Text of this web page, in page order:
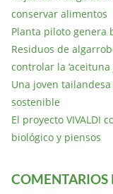
conservar alimentos
Planta piloto genera
Residuos de
controlar la ‘aceituna
Una joven
sostenible
El proyecto VIVALDI
biológico y piensos
COMENTARIOS